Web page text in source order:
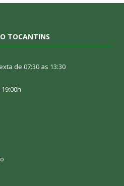
TOCANTINS
de 07:30 as 13:30